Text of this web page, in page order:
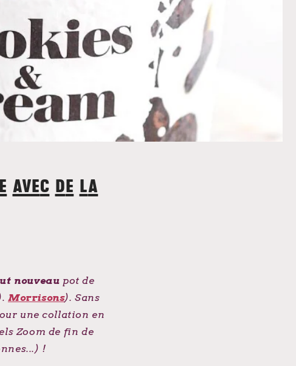
avec de la
nouveau pot de
Morrisons). Sans
une collation en
Zoom de fin de
!